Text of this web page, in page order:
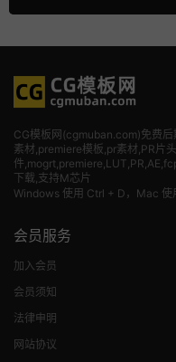
CG模板网(cgmuban.com)免费
素材 ,premiere模板,pr素材,PR片
件
下载,支持M芯片
Windows 使用 Ctrl + D，Mac
会员服务
加入会员
会员须知
法律申明
网站协议